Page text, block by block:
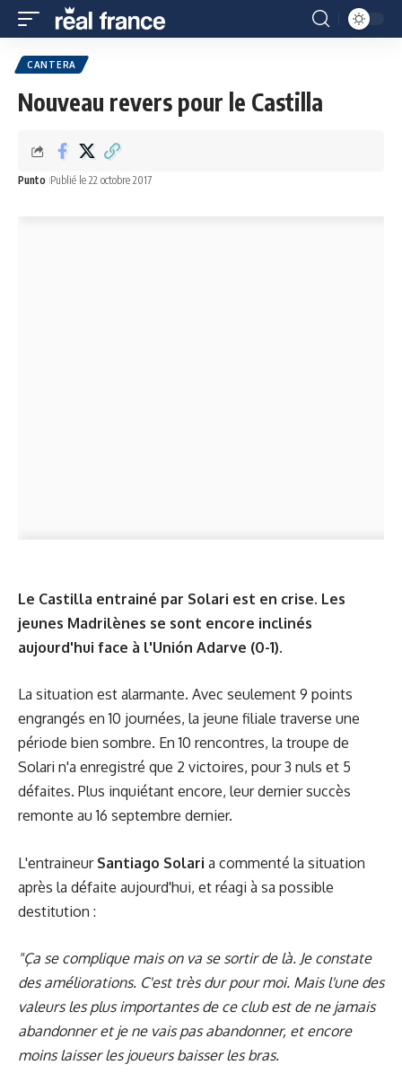
CANTERA
Nouveau revers pour le Castilla
Punto Publié le 22 octobre 2017
Le Castilla entrainé par Solari est en crise. Les
jeunes Madrilènes se sont encore inclinés
aujourd'hui face à l'Unión Adarve (0-1).
La situation est alarmante. Avec seulement 9 points
engrangés en 10 journées, la jeune filiale traverse une
période bien sombre. En 10 rencontres, la troupe de
Solari n'a enregistré que 2 victoires, pour 3 nuls et 5
défaites. Plus inquiétant encore, leur dernier succès
remonte au 16 septembre dernier.
L'entraineur Santiago Solari a commenté la situation
après la défaite aujourd'hui, et réagi à sa possible
destitution :
"Ça se complique mais on va se sortir de là. Je constate
des améliorations. C'est très dur pour moi. Mais l'une des
valeurs les plus importantes de ce club est de ne jamais
abandonner et je ne vais pas abandonner, et encore
moins laisser les joueurs baisser les bras.